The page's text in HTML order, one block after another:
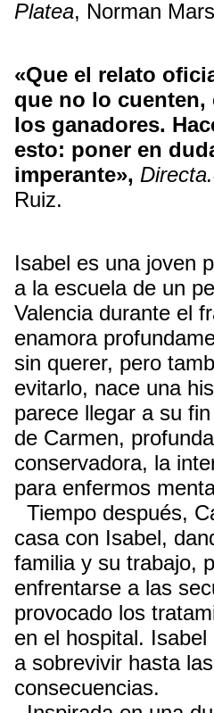
Platea, Norman
«Que el relato
que no lo cuenten,
los ganadores.
esto: poner en
imperante»,
Ruiz.
Isabel es una joven
a la escuela de un
Valencia durante el
enamora
sin querer, pero
evitarlo, nace una
parece llegar a su
de Carmen,
conservadora, la
para enfermos
Tiempo después,
casa con Isabel,
familia y su trabajo,
enfrentarse a las
provocado los
en el hospital.
a sobrevivir hasta
consecuencias.